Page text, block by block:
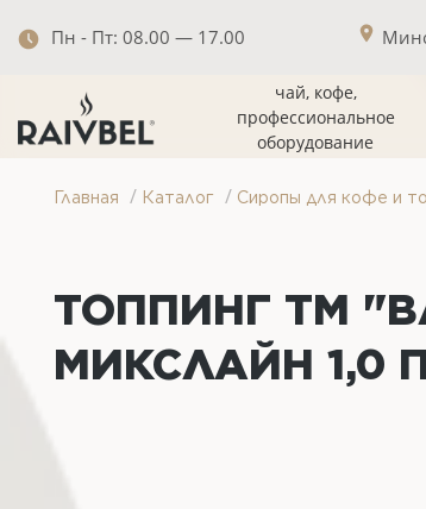
Пн - Пт: 08.00 — 17.00
чай, кофе,
профессиональное
оборудование
Главная / Каталог / Сиропы для кофе и
ТОППИНГ ТМ
МИКСЛАЙН 1,0